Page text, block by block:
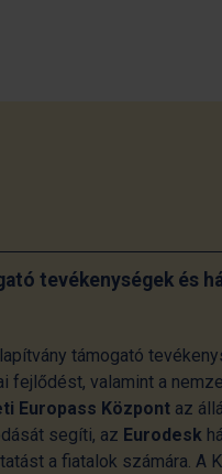
tevékenységek és
támogató
fejlődést, valamint a
Europass Központ az
segíti, az Eurodesk
a fiatalok számára. A